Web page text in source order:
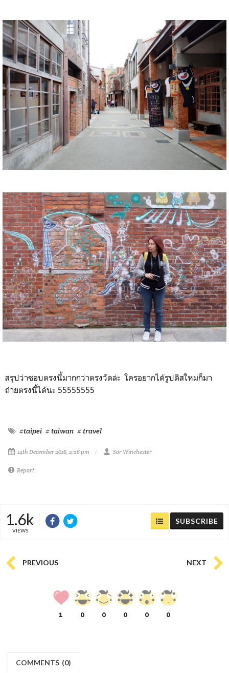
สรุปว่าชอบตรงนี้มากกว่าตรงวัดล่ะ ใครอยากได้รูปดิสใหม่ก็มา
ถ่ายตรงนี้ได้นะ 55555555
#taipei # taiwan # travel
14th December 2016, 2:26 pm Sor Winchester
Report
1.6k
VIEWS
SUBSCRIBE
PREVIOUS NEXT
1 0 0 0 0 0
COMMENTS (0)